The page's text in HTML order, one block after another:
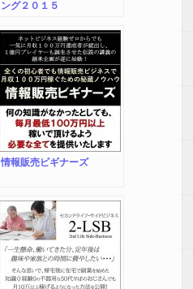
ング２０１５
情報販売ビギナーズ